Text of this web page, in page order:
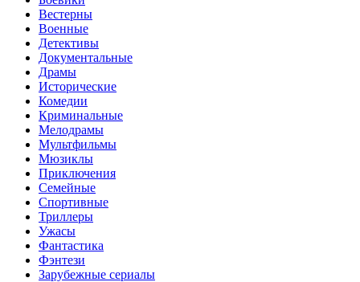
Вестерны
Военные
Детективы
Документальные
Драмы
Исторические
Комедии
Криминальные
Мелодрамы
Мультфильмы
Мюзиклы
Приключения
Семейные
Спортивные
Триллеры
Ужасы
Фантастика
Фэнтези
Зарубежные сериалы